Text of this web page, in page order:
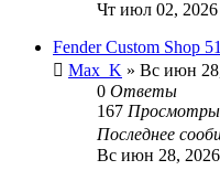
Чт июл 02, 2026
Fender Custom Shop
Max_K » Вс июн
0 Ответы
167 Просмотры
Последнее
Вс июн 28,